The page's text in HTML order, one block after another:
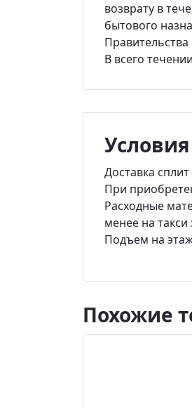
возврату в
бытового
В всего
Доставка
При
Расходные
менее на
Подъем на
Похожие